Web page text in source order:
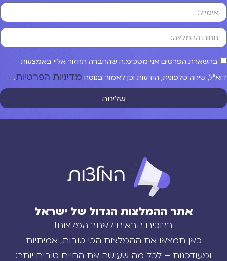
בהשארת הפרטים אני מסכימ.ה שהחברה תחזור אליי באמצעות
שיחה טלפונית, הודעות וכן לאמור בנוסחמדיניות הפרטיות.
שליחה
אתר ההמלצות הגדול של ישראל
ברוכים הבאים לאתר המלצות!
כאן תמצאו את ההמלצות הכי טובות, אמיתיות
ומעודכנות – לכל מה שעושה את החיים טובים יותר: